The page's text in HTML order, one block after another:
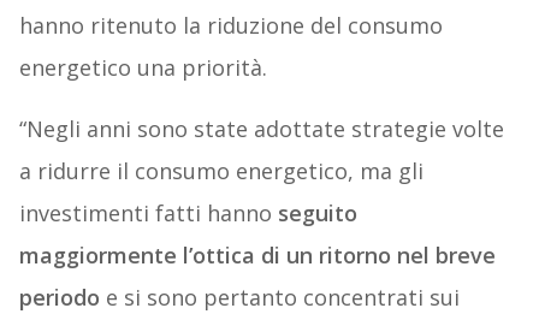
hanno ritenuto la riduzione del consumo
energetico una priorità.
“Negli anni sono state adottate strategie volte
a ridurre il consumo energetico, ma gli
investimenti fatti hanno seguito
maggiormente l’ottica di un ritorno nel breve
periodo e si sono pertanto concentrati sui